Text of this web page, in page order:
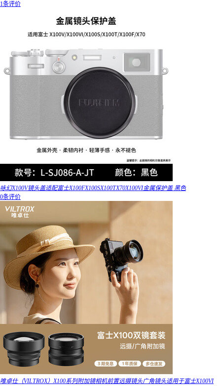
1条评价
咏幻X100V镜头盖适配富士X100FX100SX100TX70X100VI金属保护盖 黑色
0条评价
唯卓仕（VILTROX）X100系列附加镜相机前置远摄镜头广角镜头适用于富士X100VI